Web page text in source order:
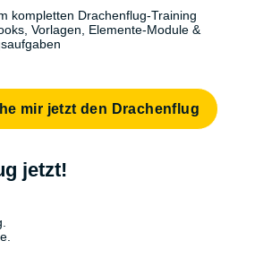
kompletten Drachenflug-Training
Vorlagen, Elemente-Module &
mir jetzt den Drachenflug
jetzt!